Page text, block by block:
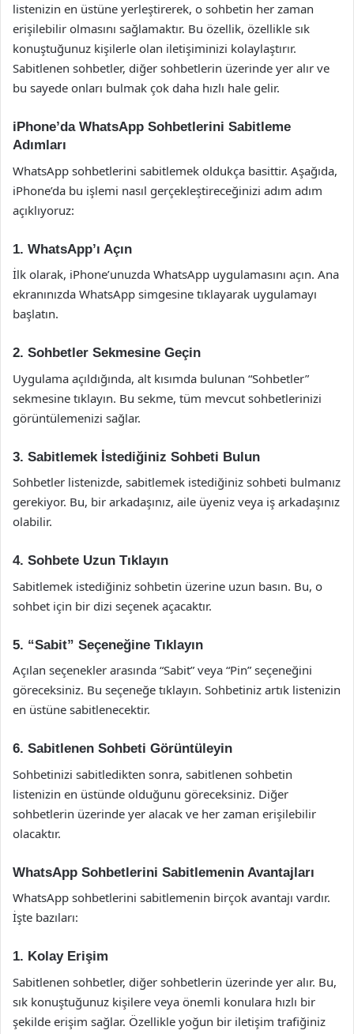
listenizin en üstüne yerleştirerek, o sohbetin her zaman
erişilebilir olmasını sağlamaktır. Bu özellik, özellikle sık
konuştuğunuz kişilerle olan iletişiminizi kolaylaştırır.
Sabitlenen sohbetler, diğer sohbetlerin üzerinde yer alır ve
bu sayede onları bulmak çok daha hızlı hale gelir.
iPhone’da WhatsApp Sohbetlerini Sabitleme
Adımları
WhatsApp sohbetlerini sabitlemek oldukça basittir. Aşağıda,
iPhone’da bu işlemi nasıl gerçekleştireceğinizi adım adım
açıklıyoruz:
1. WhatsApp’ı Açın
İlk olarak, iPhone’unuzda WhatsApp uygulamasını açın. Ana
ekranınızda WhatsApp simgesine tıklayarak uygulamayı
başlatın.
2. Sohbetler Sekmesine Geçin
Uygulama açıldığında, alt kısımda bulunan “Sohbetler”
sekmesine tıklayın. Bu sekme, tüm mevcut sohbetlerinizi
görüntülemenizi sağlar.
3. Sabitlemek İstediğiniz Sohbeti Bulun
Sohbetler listenizde, sabitlemek istediğiniz sohbeti bulmanız
gerekiyor. Bu, bir arkadaşınız, aile üyeniz veya iş arkadaşınız
olabilir.
4. Sohbete Uzun Tıklayın
Sabitlemek istediğiniz sohbetin üzerine uzun basın. Bu, o
sohbet için bir dizi seçenek açacaktır.
5. “Sabit” Seçeneğine Tıklayın
Açılan seçenekler arasında “Sabit” veya “Pin” seçeneğini
göreceksiniz. Bu seçeneğe tıklayın. Sohbetiniz artık listenizin
en üstüne sabitlenecektir.
6. Sabitlenen Sohbeti Görüntüleyin
Sohbetinizi sabitledikten sonra, sabitlenen sohbetin
listenizin en üstünde olduğunu göreceksiniz. Diğer
sohbetlerin üzerinde yer alacak ve her zaman erişilebilir
olacaktır.
WhatsApp Sohbetlerini Sabitlemenin Avantajları
WhatsApp sohbetlerini sabitlemenin birçok avantajı vardır.
İşte bazıları:
1. Kolay Erişim
Sabitlenen sohbetler, diğer sohbetlerin üzerinde yer alır. Bu,
sık konuştuğunuz kişilere veya önemli konulara hızlı bir
şekilde erişim sağlar. Özellikle yoğun bir iletişim trafiğiniz